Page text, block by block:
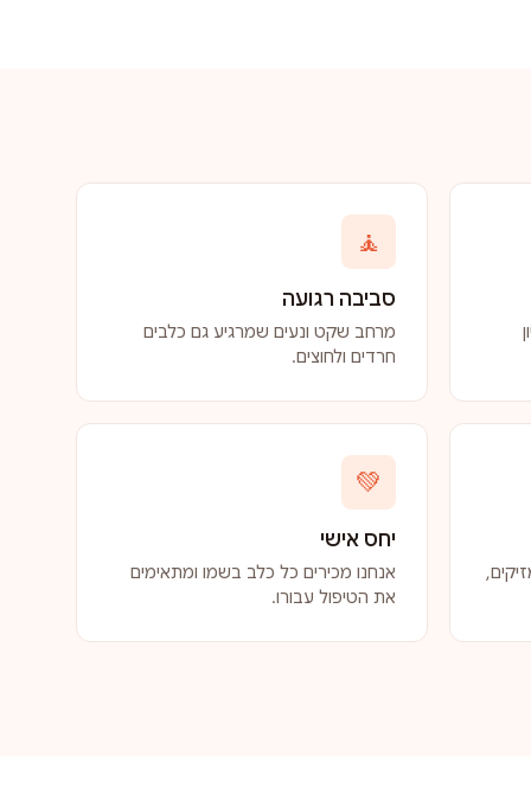
🧘
סביבה רגועה
מרחב שקט ונעים שמרגיע גם כלבים
חרדים ולחוצים.
💚
יחס אישי
אנחנו מכירים כל כלב בשמו ומתאימים
את הטיפול עבורו.